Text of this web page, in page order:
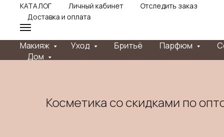
КАТАЛОГ Личный кабинет
Отследить заказ
Доставка и оплата
Макияж Уход Бритьё Парфюм
Дом
Косметика со скидками по